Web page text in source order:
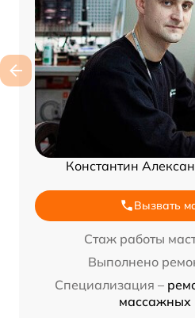
Константин
Вызвать
Стаж работы
Выполнено
Специализация –
массажных